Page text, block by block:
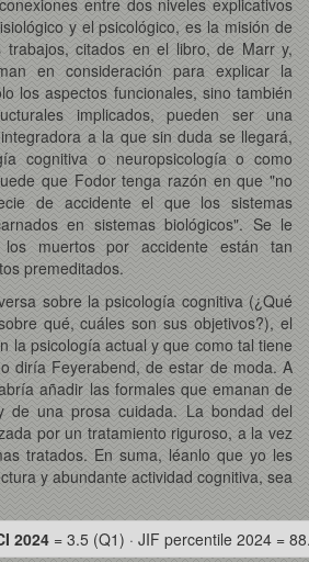
y el psicológico, es la misión de
trabajos, citados en el libro, de Marr y,
en consideración para explicar la
los aspectos funcionales, sino también
implicados, pueden ser una
a la que sin duda se llegará,
cognitiva o neuropsicología o como
que Fodor tenga razón en que "no
de accidente el que los sistemas
en sistemas biológicos". Se le
muertos por accidente están tan
premeditados.
sobre la psicología cognitiva (¿Qué
qué, cuáles son sus objetivos?), el
la psicología actual y que como tal tiene
diría Feyerabend, de estar de moda. A
añadir las formales que emanan de
de una prosa cuidada. La bondad del
por un tratamiento riguroso, a la vez
tratados. En suma, léanlo que yo les
y abundante actividad cognitiva, sea
2024 = 3.5 (Q1) · JIF percentile 2024 =